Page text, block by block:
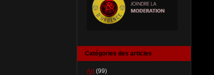
Catégories des articles
Art(99)